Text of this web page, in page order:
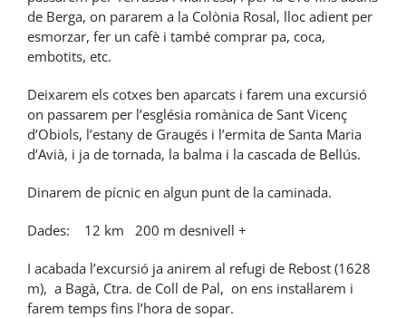
de Berga, on pararem a la Colònia Rosal, lloc adient per
esmorzar, fer un cafè i també comprar pa, coca,
embotits, etc.
Deixarem els cotxes ben aparcats i farem una excursió
on passarem per l’església romànica de Sant Vicenç
d’Obiols, l’estany de Graugés i l’ermita de Santa Maria
d’Avià, i ja de tornada, la balma i la cascada de Bellús.
Dinarem de pícnic en algun punt de la caminada.
Dades: 12 km 200 m desnivell +
I acabada l’excursió ja anirem al refugi de Rebost (1628
m), a Bagà, Ctra. de Coll de Pal, on ens instal·larem i
farem temps fins l’hora de sopar.